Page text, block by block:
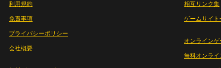
利用規約
免責事項
プライバシーポリシー
会社概要
相互リンク集
ゲームサイト
オンラインゲ
無料オンライ